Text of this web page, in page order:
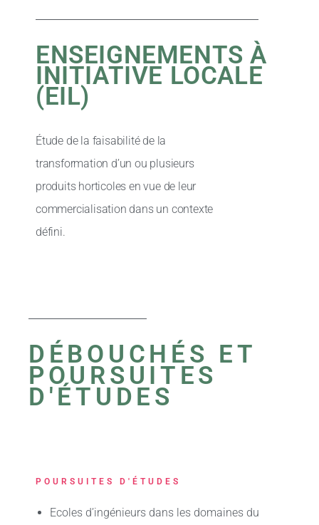
ENSEIGNEMENTS À
INITIATIVE LOCALE
(EIL)
Étude de la faisabilité de la
transformation d’un ou plusieurs
produits horticoles en vue de leur
commercialisation dans un contexte
défini.
DÉBOUCHÉS ET
POURSUITES
D'ÉTUDES
POURSUITES D'ÉTUDES
Ecoles d’ingénieurs dans les domaines du